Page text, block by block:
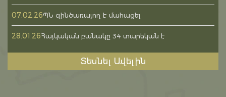
07.02.26ՊՆ զինծառայող է մահացել
28.01.26Հայկական բանակը 34 տարեկան է
Տեսնել Ավելին